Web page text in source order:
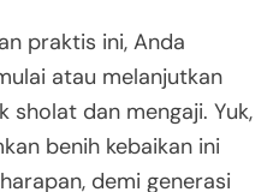
praktis ini, Anda
atau melanjutkan
sholat dan mengaji. Yuk,
benih kebaikan ini
demi generasi